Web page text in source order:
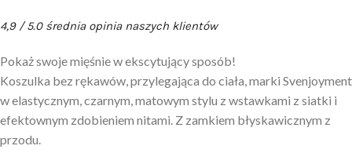
4,9 / 5.0 średnia opinia naszych klientów
Pokaż swoje mięśnie w ekscytujący sposób!
Koszulka bez rękawów, przylegająca do ciała, marki Svenjoyment
w elastycznym, czarnym, matowym stylu z wstawkami z siatki i
efektownym zdobieniem nitami. Z zamkiem błyskawicznym z
przodu.